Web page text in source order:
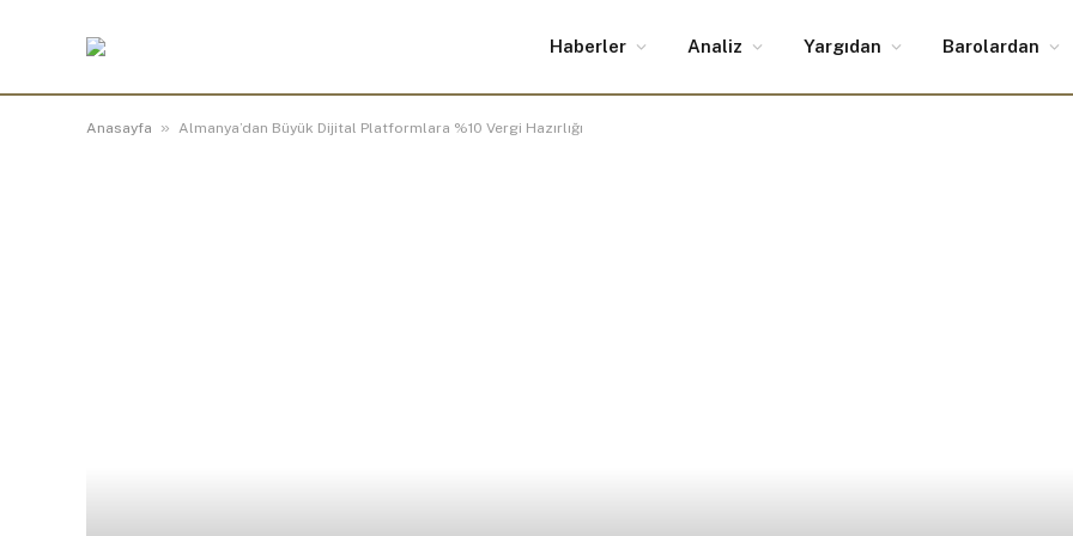
Haberler Analiz Yargıdan Barolardan
Anasayfa » Almanya’dan Büyük Dijital Platformlara %10 Vergi Hazırlığı